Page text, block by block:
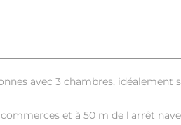
avec 3 chambres, idéalement
commerces et à 50 m de l'arrêt